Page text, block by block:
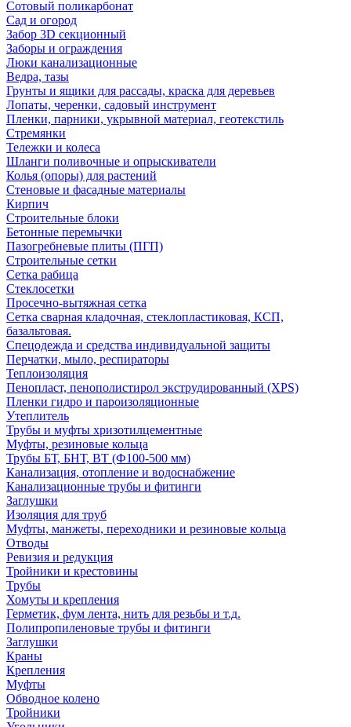
Сотовый поликарбонат
Сад и огород
Забор 3D секционный
Заборы и ограждения
Люки канализационные
Ведра, тазы
Грунты и ящики для рассады, краска для деревьев
Лопаты, черенки, садовый инструмент
Пленки, парники, укрывной материал, геотекстиль
Стремянки
Тележки и колеса
Шланги поливочные и опрыскиватели
Колья (опоры) для растений
Стеновые и фасадные материалы
Кирпич
Строительные блоки
Бетонные перемычки
Пазогребневые плиты (ПГП)
Строительные сетки
Сетка рабица
Стеклосетки
Просечно-вытяжная сетка
Сетка сварная кладочная, стеклопластиковая, КСП,
базальтовая.
Спецодежда и средства индивидуальной защиты
Перчатки, мыло, респираторы
Теплоизоляция
Пенопласт, пенополистирол экструдированный (XPS)
Пленки гидро и пароизоляционные
Утеплитель
Трубы и муфты хризотилцементные
Муфты, резиновые кольца
Трубы БТ, БНТ, ВТ (Ф100-500 мм)
Канализация, отопление и водоснабжение
Канализационные трубы и фитинги
Заглушки
Изоляция для труб
Муфты, манжеты, переходники и резиновые кольца
Отводы
Ревизия и редукция
Тройники и крестовины
Трубы
Хомуты и крепления
Герметик, фум лента, нить для резьбы и т.д.
Полипропиленовые трубы и фитинги
Заглушки
Краны
Крепления
Муфты
Обводное колено
Тройники